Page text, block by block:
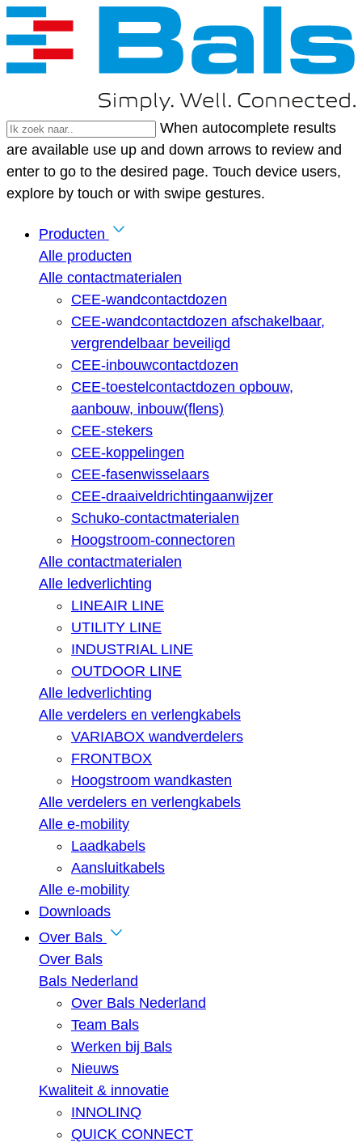
When autocomplete results
are available use up and down arrows to review and
enter to go to the desired page. Touch device users,
explore by touch or with swipe gestures.
Producten
Alle producten
Alle contactmaterialen
CEE-wandcontactdozen
CEE-wandcontactdozen afschakelbaar,
vergrendelbaar beveiligd
CEE-inbouwcontactdozen
CEE-toestelcontactdozen opbouw,
aanbouw, inbouw(flens)
CEE-stekers
CEE-koppelingen
CEE-fasenwisselaars
CEE-draaiveldrichtingaanwijzer
Schuko-contactmaterialen
Hoogstroom-connectoren
Alle contactmaterialen
Alle ledverlichting
LINEAIR LINE
UTILITY LINE
INDUSTRIAL LINE
OUTDOOR LINE
Alle ledverlichting
Alle verdelers en verlengkabels
VARIABOX wandverdelers
FRONTBOX
Hoogstroom wandkasten
Alle verdelers en verlengkabels
Alle e-mobility
Laadkabels
Aansluitkabels
Alle e-mobility
Downloads
Over Bals
Over Bals
Bals Nederland
Over Bals Nederland
Team Bals
Werken bij Bals
Nieuws
Kwaliteit & innovatie
INNOLINQ
QUICK CONNECT